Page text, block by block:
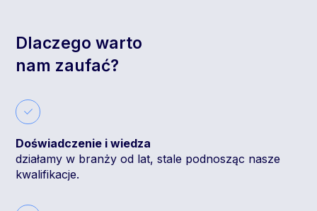
Dlaczego warto
nam zaufać?
Doświadczenie i wiedza
działamy w branży od lat, stale podnosząc nasze
kwalifikacje.